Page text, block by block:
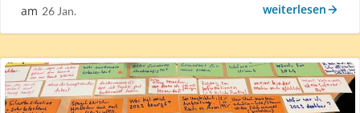
am 26 Jan. weiterlesen